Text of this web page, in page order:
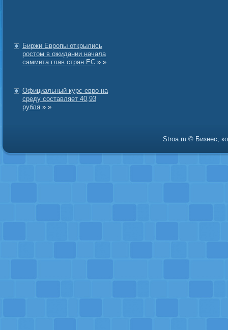
Биржи Европы открылись
ростом в ожидании начала
саммита глав стран ЕС » »
Официальный курс евро на
среду составляет 40,93
рубля » »
Stroa.ru © Бизнес,